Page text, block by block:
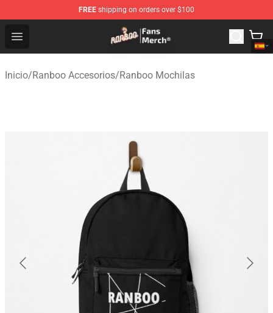
FREE shipping on orders over $100
Open menu
Ranboo Store - Official Ranboo Merchandise Shop
Inicio/Ranboo Accesorios/Ranboo Mochilas